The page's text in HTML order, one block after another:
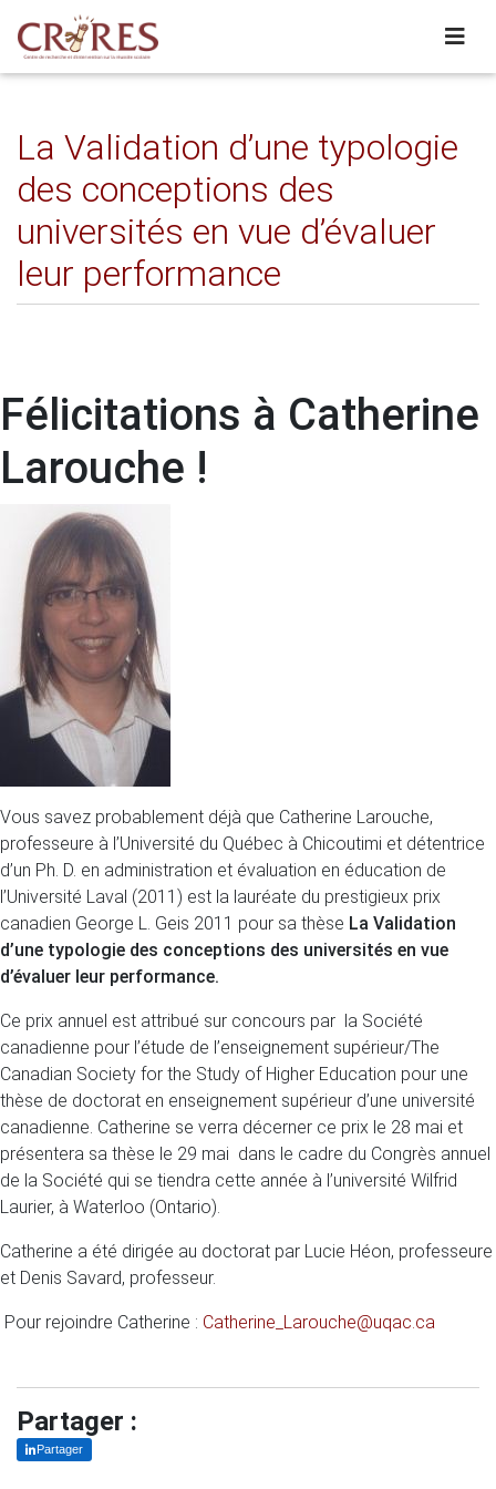
La Validation d’une typologie
des conceptions des
universités en vue d’évaluer
leur performance
Félicitations à Catherine
Larouche !
Vous savez probablement déjà que Catherine Larouche,
professeure à l’Université du Québec à Chicoutimi et détentrice
d’un Ph. D. en administration et évaluation en éducation de
l’Université Laval (2011) est la lauréate du prestigieux prix
canadien George L. Geis 2011 pour sa thèse La Validation
d’une typologie des conceptions des universités en vue
d’évaluer leur performance.
Ce prix annuel est attribué sur concours par la Société
canadienne pour l’étude de l’enseignement supérieur/The
Canadian Society for the Study of Higher Education pour une
thèse de doctorat en enseignement supérieur d’une université
canadienne. Catherine se verra décerner ce prix le 28 mai et
présentera sa thèse le 29 mai dans le cadre du Congrès annuel
de la Société qui se tiendra cette année à l’université Wilfrid
Laurier, à Waterloo (Ontario).
Catherine a été dirigée au doctorat par Lucie Héon, professeure
et Denis Savard, professeur.
Pour rejoindre Catherine : Catherine_Larouche@uqac.ca
Partager :
Partager